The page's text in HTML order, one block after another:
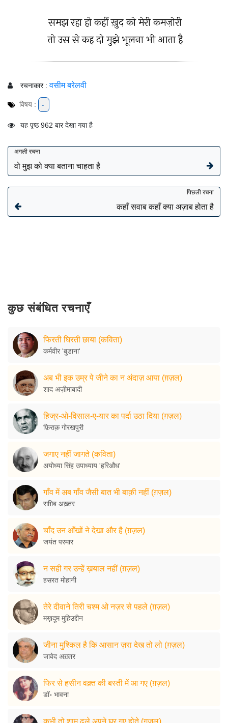
समझ रहा हो कहीं ख़ुद को मेरी कमज़ोरी
तो उस से कह दो मुझे भूलना भी आता है
रचनाकार : वसीम बरेलवी
विषय : -
यह पृष्ठ 962 बार देखा गया है
अगली रचना
वो मुझ को क्या बताना चाहता है
पिछली रचना
कहाँ सवाब कहाँ क्या अज़ाब होता है
कुछ संबंधित रचनाएँ
फिरती घिरती छाया (कविता)
कर्मवीर 'बुडाना'
अब भी इक उम्र पे जीने का न अंदाज़ आया (ग़ज़ल)
शाद अज़ीमाबादी
हिज्र-ओ-विसाल-ए-यार का पर्दा उठा दिया (ग़ज़ल)
फ़िराक़ गोरखपुरी
जगाए नहीं जागते (कविता)
अयोध्या सिंह उपाध्याय 'हरिऔध'
गाँव में अब गाँव जैसी बात भी बाक़ी नहीं (ग़ज़ल)
राग़िब अख़्तर
चाँद उन आँखों ने देखा और है (ग़ज़ल)
जयंत परमार
न सही गर उन्हें ख़याल नहीं (ग़ज़ल)
हसरत मोहानी
तेरे दीवाने तिरी चश्म ओ नज़र से पहले (ग़ज़ल)
मख़दूम मुहिउद्दीन
जीना मुश्किल है कि आसान ज़रा देख तो लो (ग़ज़ल)
जावेद अख़्तर
फिर से हसीन वक़्त की बस्ती में आ गए (ग़ज़ल)
डॉ॰ भावना
कभी तो शाम ढले अपने घर गए होते (ग़ज़ल)